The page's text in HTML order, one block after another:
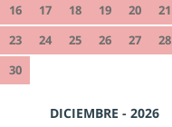
16
17 18 19 20 21
23
24 25 26 27 28
30
DICIEMBRE - 2026